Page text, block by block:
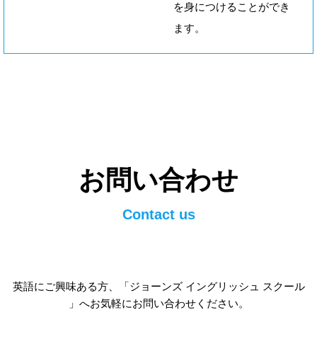
を身につけることができ
ます。
お問い合わせ
Contact us
英語にご興味ある方、「ジョーンズ イングリッシュ スクール
」へお気軽にお問い合わせください。